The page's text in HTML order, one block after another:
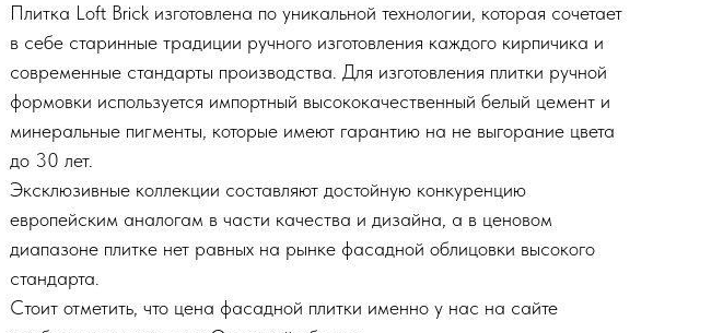
Плитка Loft Brick изготовлена по уникальной технологии, которая сочетает
в себе старинные традиции ручного изготовления каждого кирпичика и
современные стандарты производства. Для изготовления плитки ручной
формовки используется импортный высококачественный белый цемент и
минеральные пигменты, которые имеют гарантию на не выгорание цвета
до 30 лет.
Эксклюзивные коллекции составляют достойную конкуренцию
европейским аналогам в части качества и дизайна, а в ценовом
диапазоне плитке нет равных на рынке фасадной облицовки высокого
стандарта.
Стоит отметить, что цена фасадной плитки именно у нас на сайте